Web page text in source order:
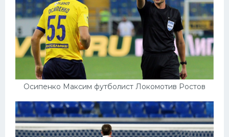
Осипенко Максим футболист Локомотив Ростов